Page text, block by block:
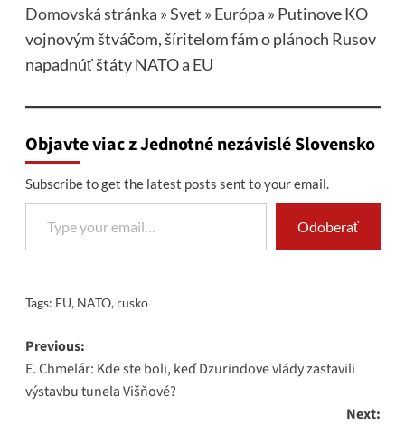
Domovská stránka »Svet » Európa » Putinove KO
vojnovým štváčom, šíritelom fám o plánoch Rusov
napadnúť štáty NATO a EU
Objavte viac z Jednotné nezávislé Slovensko
Subscribe to get the latest posts sent to your email.
Type your email…
Odoberať
Tags: EU, NATO, rusko
Post
navigation
Previous:
E. Chmelár: Kde ste boli, keď Dzurindove vlády zastavili
výstavbu tunela Višňové?
Next: